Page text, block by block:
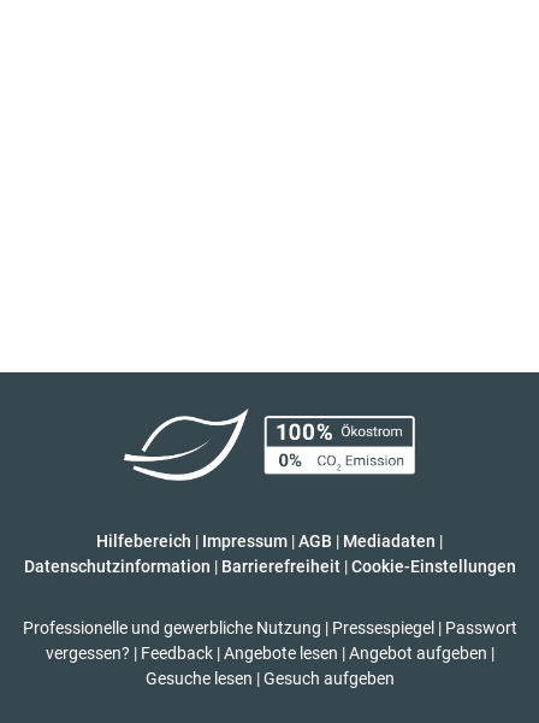
Hilfebereich | Impressum |AGB | Mediadaten |
Datenschutzinformation | Barrierefreiheit | Cookie-Einstellungen
Professionelle und gewerbliche Nutzung | Pressespiegel | Passwort
vergessen? | Feedback | Angebote lesen | Angebot aufgeben |
Gesuche lesen | Gesuch aufgeben